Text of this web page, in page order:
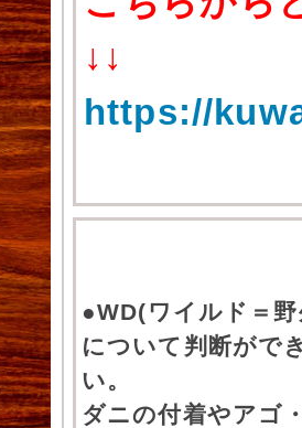
↓↓
https://
●WD(ワイルド＝
について判断がで
い。
ダニの付着やアゴ